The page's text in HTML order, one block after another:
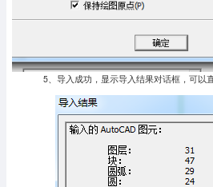
5、导入成功，显示导入结果对话框，可以直